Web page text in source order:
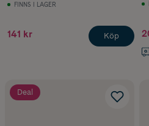
FINNS I LAGER
141 kr Köp
Deal